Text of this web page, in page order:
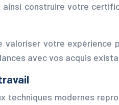
construire votre
votre expérience
avec vos acquis
techniques modernes